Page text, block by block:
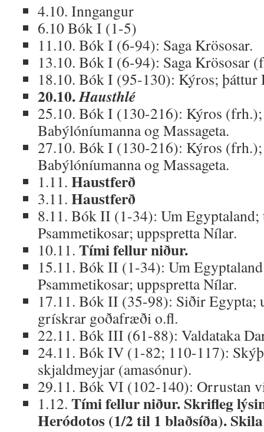
4.10. Inngangur
6.10 Bók I (1-5)
11.10. Bók I (6-94): Saga Krösosar.
13.10. Bók I (6-94): Saga Krösosar
18.10. Bók I (95-130): Kýros; þáttur
20.10.Hausthlé
25.10. Bók I (130-216): Kýros (frh.);
Babýlóníumanna og Massageta.
27.10. Bók I (130-216): Kýros (frh.);
Babýlóníumanna og Massageta.
1.11. Haustferð
3.11. Haustferð
8.11. Bók II (1-34): Um
Psammetikosar; uppspretta Nílar.
10.11. Tími fellur niður.
15.11. Bók II (1-34): Um
Psammetikosar; uppspretta Nílar.
17.11. Bók II (35-98): Siðir Egypta;
grískrar goðafræði o.fl.
22.11. Bók III (61-88): Valdataka
24.11. Bók IV (1-82; 110-117):
skjaldmeyjar (amasónur).
29.11. Bók VI (102-140): Orrustan
1.12. Tími fellur niður.Skrifleg l
Heródotos (1/2 til 1 blaðsíða).